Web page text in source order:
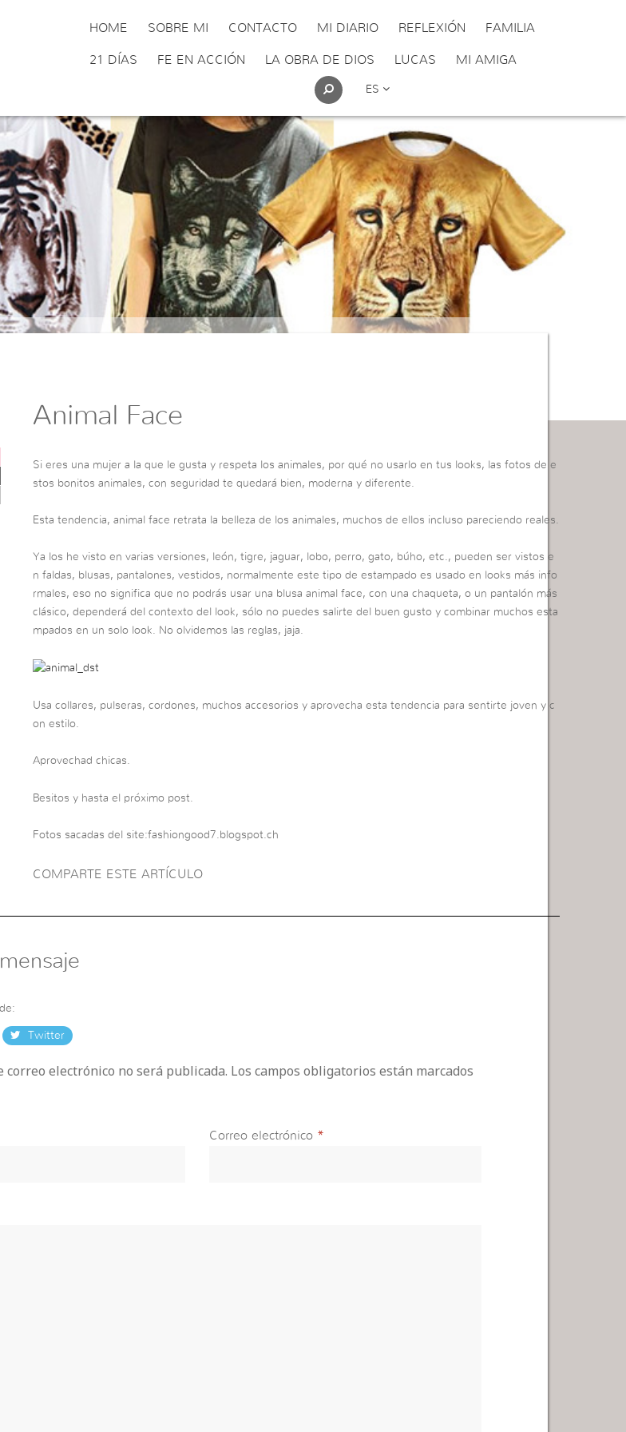
HOME SOBRE MI CONTACTO MI DIARIO REFLEXIÓN FAMILIA
21 DÍAS FE EN ACCIÓN LA OBRA DE DIOS LUCAS MI AMIGA
ES
Animal Face
Si eres una mujer a la que le gusta y respeta los animales, por qué no usarlo en tus looks, las fotos de e
stos bonitos animales, con seguridad te quedará bien, moderna y diferente.
Esta tendencia, animal face retrata la belleza de los animales, muchos de ellos incluso pareciendo reales.
Ya los he visto en varias versiones, león, tigre, jaguar, lobo, perro, gato, búho, etc., pueden ser vistos e
n faldas, blusas, pantalones, vestidos, normalmente este tipo de estampado es usado en looks más info
rmales, eso no significa que no podrás usar una blusa animal face, con una chaqueta, o un pantalón más
clásico, dependerá del contexto del look, sólo no puedes salirte del buen gusto y combinar muchos esta
mpados en un solo look. No olvidemos las reglas, jaja.
Usa collares, pulseras, cordones, muchos accesorios y aprovecha esta tendencia para sentirte joven y c
on estilo.
Aprovechad chicas.
Besitos y hasta el próximo post.
Fotos sacadas del site:fashiongood7.blogspot.ch
COMPARTE ESTE ARTÍCULO
Twitter
correo electrónico no será publicada. Los campos obligatorios están marcados
Correo electrónico *